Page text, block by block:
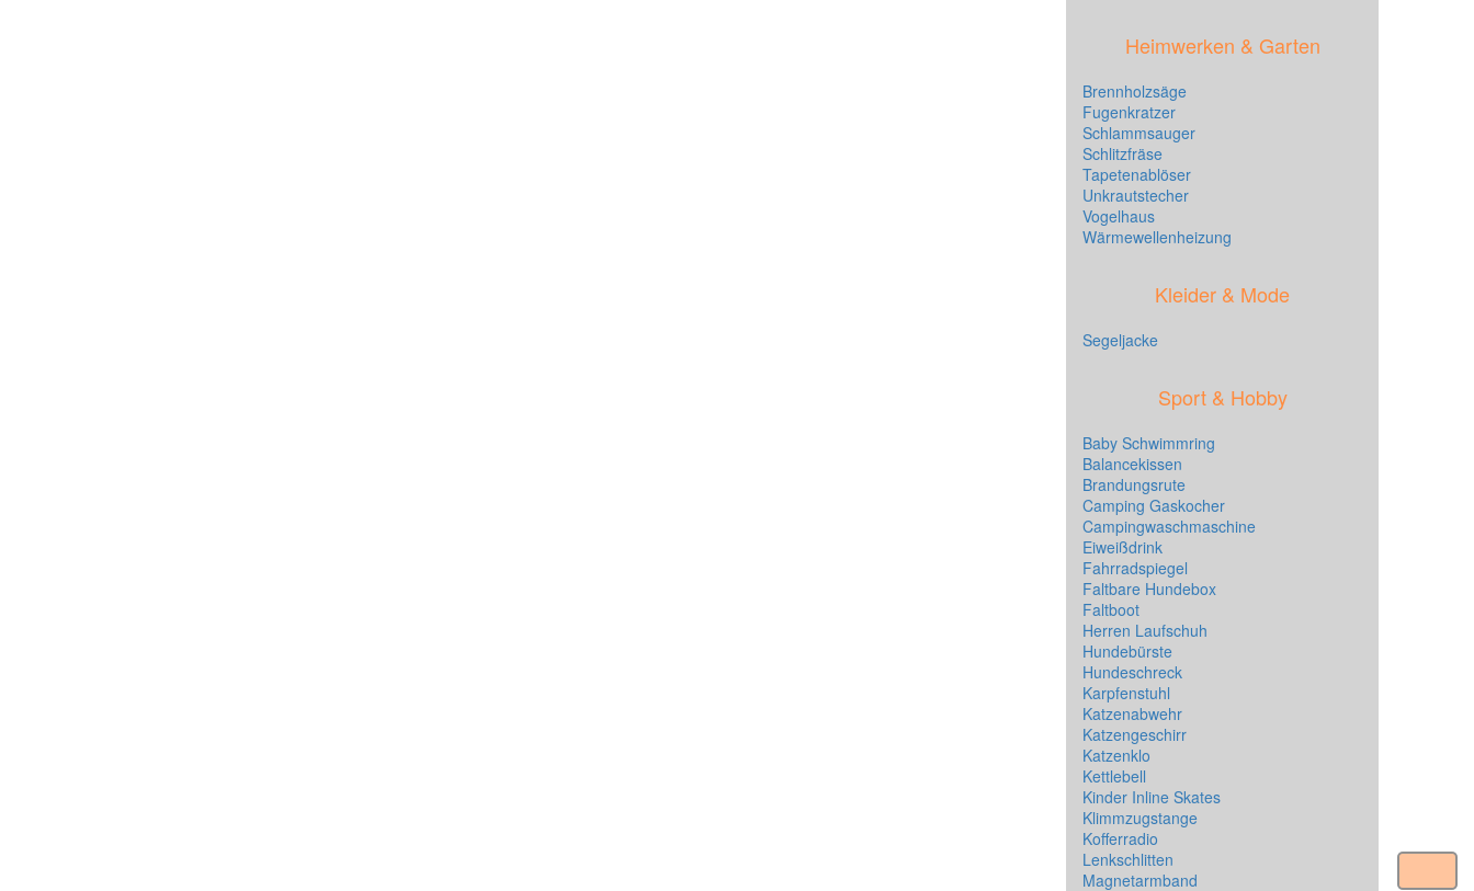
Heimwerken & Garten
Brennholzsäge
Fugenkratzer
Schlammsauger
Schlitzfräse
Tapetenablöser
Unkrautstecher
Vogelhaus
Wärmewellenheizung
Kleider & Mode
Segeljacke
Sport & Hobby
Baby Schwimmring
Balancekissen
Brandungsrute
Camping Gaskocher
Campingwaschmaschine
Eiweißdrink
Fahrradspiegel
Faltbare Hundebox
Faltboot
Herren Laufschuh
Hundebürste
Hundeschreck
Karpfenstuhl
Katzenabwehr
Katzengeschirr
Katzenklo
Kettlebell
Kinder Inline Skates
Klimmzugstange
Kofferradio
Lenkschlitten
Magnetarmband